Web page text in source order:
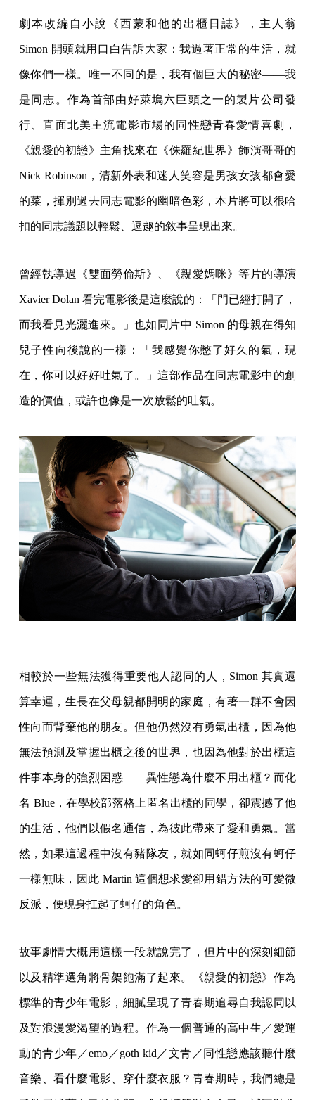
劇本改編自小說《西蒙和他的出櫃日誌》，主人翁
Simon 開頭就用口白告訴大家：我過著正常的生活，就
像你們一樣。唯一不同的是，我有個巨大的秘密——我
是同志。作為首部由好萊塢六巨頭之一的製片公司發
行、直面北美主流電影市場的同性戀青春愛情喜劇，
《親愛的初戀》主角找來在《侏羅紀世界》飾演哥哥的
Nick Robinson，清新外表和迷人笑容是男孩女孩都會愛
的菜，揮別過去同志電影的幽暗色彩，本片將可以很哈
扣的同志議題以輕鬆、逗趣的敘事呈現出來。
曾經執導過《雙面勞倫斯》、《親愛媽咪》等片的導演
Xavier Dolan 看完電影後是這麼說的：「門已經打開了，
而我看見光灑進來。」也如同片中 Simon 的母親在得知
兒子性向後說的一樣：「我感覺你憋了好久的氣，現
在，你可以好好吐氣了。」這部作品在同志電影中的創
造的價值，或許也像是一次放鬆的吐氣。
相較於一些無法獲得重要他人認同的人，Simon 其實還
算幸運，生長在父母親都開明的家庭，有著一群不會因
性向而背棄他的朋友。但他仍然沒有勇氣出櫃，因為他
無法預測及掌握出櫃之後的世界，也因為他對於出櫃這
件事本身的強烈困惑——異性戀為什麼不用出櫃？而化
名 Blue，在學校部落格上匿名出櫃的同學，卻震撼了他
的生活，他們以假名通信，為彼此帶來了愛和勇氣。當
然，如果這過程中沒有豬隊友，就如同蚵仔煎沒有蚵仔
一樣無味，因此 Martin 這個想求愛卻用錯方法的可愛微
反派，便現身扛起了蚵仔的角色。
故事劇情大概用這樣一段就說完了，但片中的深刻細節
以及精準選角將骨架飽滿了起來。《親愛的初戀》作為
標準的青少年電影，細膩呈現了青春期追尋自我認同以
及對浪漫愛渴望的過程。作為一個普通的高中生／愛運
動的青少年／emo／goth kid／文青／同性戀應該聽什麼
音樂、看什麼電影、穿什麼衣服？青春期時，我們總是